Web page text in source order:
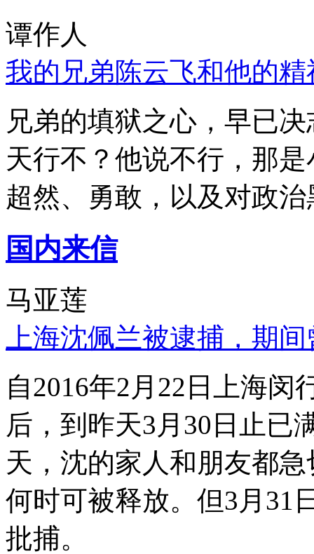
谭作人
我的兄弟陈云飞和他的
兄弟的填狱之心，早已
天行不？他说不行，那
超然、勇敢，以及对政
国内来信
马亚莲
上海沈佩兰被逮捕，期
自2016年2月22日上海
后，到昨天3月30日止已
天，沈的家人和朋友都
何时可被释放。但3月31
批捕。